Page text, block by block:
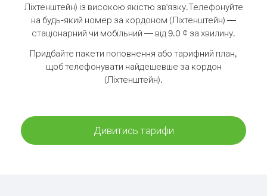
Ліхтенштейн) із високою якістю зв'язку.Телефонуйте
на будь-який номер за кордоном (Ліхтенштейн) —
стаціонарний чи мобільний — від 9.0 ¢ за хвилину.
Придбайте пакети поповнення або тарифний план,
щоб телефонувати найдешевше за кордон
(Ліхтенштейн).
Дивитись тарифи